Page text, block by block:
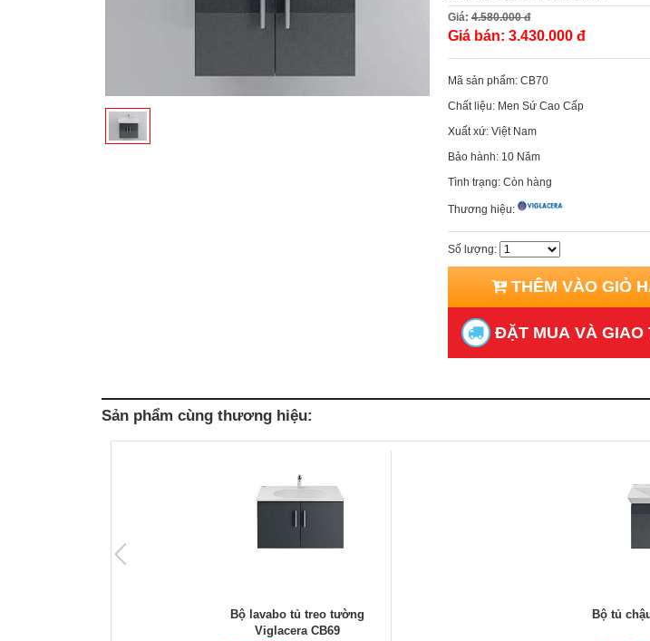
Giá: 4.580.000 đ
Giá bán: 3.430.000 đ
Mã sản phẩm: CB70
Chất liệu: Men Sứ Cao Cấp
Xuất xứ: Việt Nam
Bảo hành: 10 Năm
Tình trạng: Còn hàng
Thương hiệu:
Số lượng:
THÊM VÀO GIỎ
ĐẶT MUA VÀ GIAO
Sản phẩm cùng thương hiệu:
Bộ lavabo tủ treo tường
Viglacera CB69
Bộ tủ